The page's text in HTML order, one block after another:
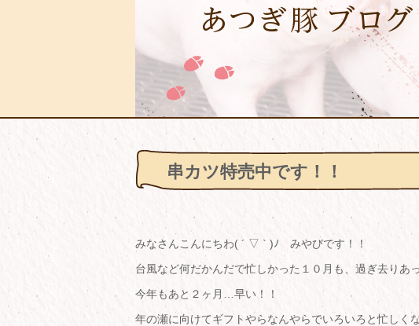
串カツ特売中です！！
みなさんこんにちわ( ´ ▽ ` )ﾉ みやびです！！
台風など何だかんだで忙しかった１０月も、過ぎ去りあ
今年もあと２ヶ月…早い！！
年の瀬に向けてギフトやらなんやらでいろいろと忙しく